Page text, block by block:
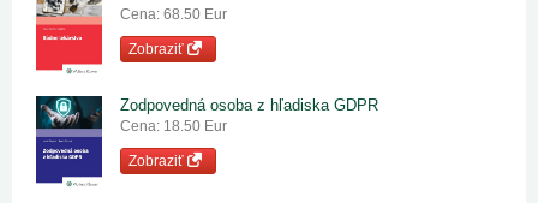
Cena: 68.50 Eur
Zobraziť
Zodpovedná osoba z hľadiska GDPR
Cena: 18.50 Eur
Zobraziť